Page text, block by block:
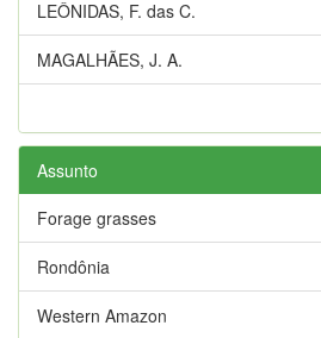
LEÔNIDAS, F. das C.
MAGALHÃES, J. A.
Assunto
Forage grasses
Rondônia
Western Amazon